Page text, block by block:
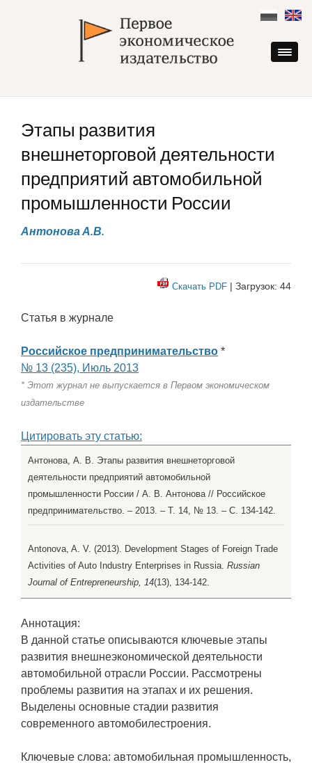
content
Этапы развития
внешнеторговой деятельности
предприятий автомобильной
промышленности России
Антонова А.В.
Скачать PDF | Загрузок: 44
Статья в журнале
Российское предпринимательство *
№ 13 (235), Июль 2013
* Этот журнал не выпускается в Первом экономическом
издательстве
Цитировать эту статью:
Антонова, А. В. Этапы развития внешнеторговой
деятельности предприятий автомобильной
промышленности России / А. В. Антонова // Российское
предпринимательство. – 2013. – Т. 14, № 13. – С. 134-142.
Antonova, A. V. (2013). Development Stages of Foreign Trade
Activities of Auto Industry Enterprises in Russia. Russian
Journal of Entrepreneurship, 14(13), 134-142.
Аннотация:
В данной статье описываются ключевые этапы
развития внешнеэкономической деятельности
автомобильной отрасли России. Рассмотрены
проблемы развития на этапах и их решения.
Выделены основные стадии развития
современного автомобилестроения.
Ключевые слова: автомобильная промышленность,